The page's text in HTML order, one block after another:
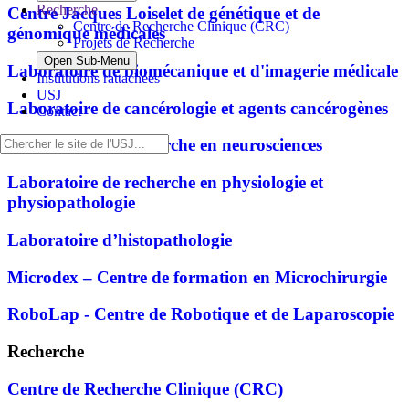
Recherche
Centre de Recherche Clinique (CRC)
Projets de Recherche
Open Sub-Menu
Institutions rattachées
USJ
Contact
Centre Jacques Loiselet de génétique et de
génomique médicales
Laboratoire de biomécanique et d'imagerie médicale
Laboratoire de cancérologie et agents cancérogènes
Laboratoire de recherche en neurosciences
Laboratoire de recherche en physiologie et
physiopathologie
Laboratoire d’histopathologie
Microdex – Centre de formation en Microchirurgie
RoboLap - Centre de Robotique et de Laparoscopie
Recherche
Centre de Recherche Clinique (CRC)